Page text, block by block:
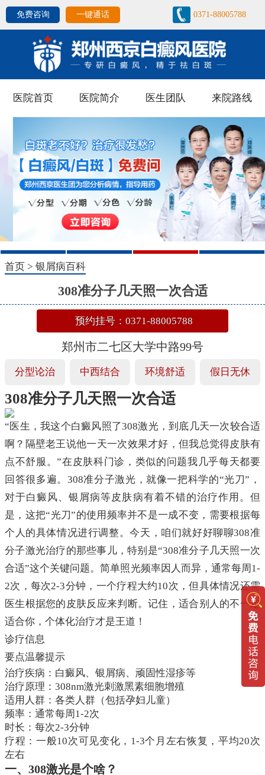
免费咨询 一键通话 0371-88005788
医院首页 医院简介 医生团队 来院路线
1 2 3 4
首页 > 银屑病百科
308准分子几天照一次合适
预约挂号：0371-88005788
郑州市二七区大学中路99号
分型论治 中西结合 环境舒适 假日无休
308准分子几天照一次合适
“医生，我这个白癜风照了308激光，到底几天一次较合适
啊？隔壁老王说他一天一次效果才好，但我总觉得皮肤有
点不舒服。”在皮肤科门诊，类似的问题我几乎每天都要
回答很多遍。308准分子激光，就像一把科学的“光刀”，
对于白癜风、银屑病等皮肤病有着不错的治疗作用。但
是，这把“光刀”的使用频率并不是一成不变，需要根据每
个人的具体情况进行调整。今天，咱们就好好聊聊308准
分子激光治疗的那些事儿，特别是“308准分子几天照一次
合适”这个关键问题。简单照光频率因人而异，通常每周1-
2次，每次2-3分钟，一个疗程大约10次，但具体情况还需
医生根据您的皮肤反应来判断。记住，适合别人的不一定
适合你，个体化治疗才是王道！
诊疗信息
要点温馨提示
治疗疾病：白癜风、银屑病、顽固性湿疹等
治疗原理：308nm激光刺激黑素细胞增殖
适用人群：各类人群（包括孕妇儿童）
频率：通常每周1-2次
时长：每次2-3分钟
疗程：一般10次可见变化，1-3个月左右恢复，平均20次
左右
一、308激光是个啥？